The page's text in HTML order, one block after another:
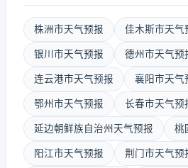
株洲市天气预报 佳木斯市天气
银川市天气预报 德州市天气预
连云港市天气预报 襄阳市天气
鄂州市天气预报 长春市天气预
延边朝鲜族自治州天气预报 桃
阳江市天气预报 荆门市天气预